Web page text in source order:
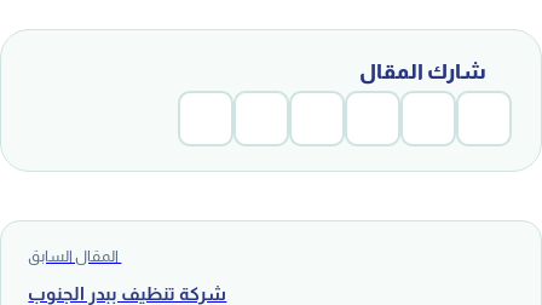
شارك المقال
المقال السابق
شركة تنظيف ببدر الجنوب